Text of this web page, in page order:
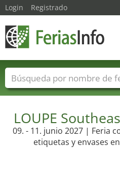
LOUPE
09. - 11. junio 2027 | Feria
etiquetas y envases
Login Registrado
Nombres de ferias
Sectores de proveedor de